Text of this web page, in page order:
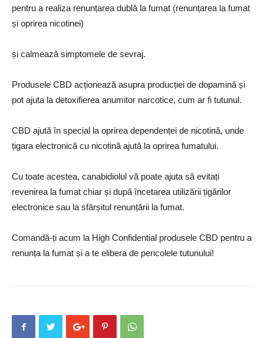
pentru a realiza renunțarea dublă la fumat (renunțarea la fumat
și oprirea nicotinei)
și calmează simptomele de sevraj.
Produsele CBD acționează asupra producției de dopamină și
pot ajuta la detoxifierea anumitor narcotice, cum ar fi tutunul.
CBD ajută în special la oprirea dependenței de nicotină, unde
țigara electronică cu nicotină ajută la oprirea fumatului.
Cu toate acestea, canabidiolul vă poate ajuta să evitați
revenirea la fumat chiar și după încetarea utilizării țigărilor
electronice sau la sfârșitul renunțării la fumat.
Comandă-ți acum la High Confidential produsele CBD pentru a
renunța la fumat și a te elibera de pericolele tutunului!